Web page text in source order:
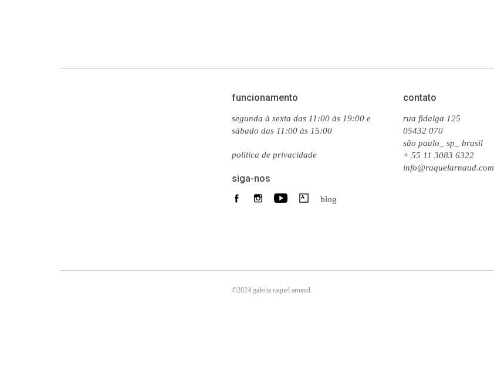
funcionamento
segunda à sexta das 11:00 às 19:00 e
sábado das 11:00 às 15:00
política de privacidade
siga-nos
blog
contato
rua fidalga 125
05432 070
são paulo_ sp_ brasil
+ 55 11 3083 6322
info@raquelarnaud.com
©2024 galeria raquel arnaud